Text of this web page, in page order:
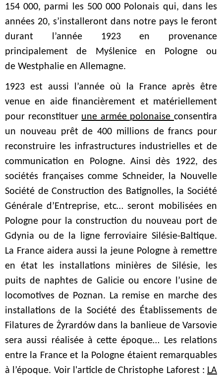
154 000, parmi les 500 000 Polonais qui, dans les
années 20, s’installeront dans notre pays le feront
durant l’année 1923 en provenance
principalement de Myślenice en Pologne ou
de Westphalie en Allemagne.
1923 est aussi l’année où la France après être
venue en aide financièrement et matériellement
pour reconstituer une armée polonaiseconsentira
un nouveau prêt de 400 millions de francs pour
reconstruire les infrastructures industrielles et de
communication en Pologne. Ainsi dès 1922, des
sociétés françaises comme Schneider, la Nouvelle
Société de Construction des Batignolles, la Société
Générale d’Entreprise, etc… seront mobilisées en
Pologne pour la construction du nouveau port de
Gdynia ou de la ligne ferroviaire Silésie-Baltique.
La France aidera aussi la jeune Pologne à remettre
en état les installations minières de Silésie, les
puits de naphtes de Galicie ou encore l’usine de
locomotives de Poznan. La remise en marche des
installations de la Société des Établissements de
Filatures de Żyrardów dans la banlieue de Varsovie
sera aussi réalisée à cette époque… Les relations
entre la France et la Pologne étaient remarquables
à l’époque. Voir l'article de Christophe Laforest : LA